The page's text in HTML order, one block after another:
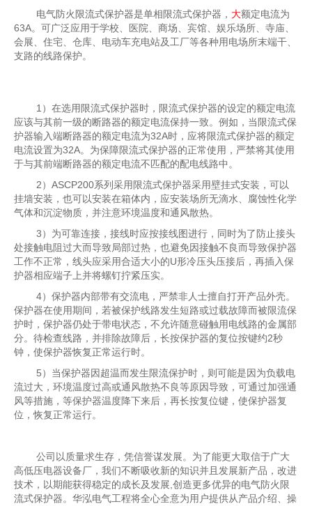
电气防火限流式保护器是单相限流式保护器， 大额定电流为
63A。可广泛应用于学校、医院、商场、宾馆、娱乐场所、寺庙、
会展、住宅、仓库、电动车充电站及工厂等各种用电场所末端干、
支路的线路保护。
1）在选用限流式保护器时，限流式保护器的设定的额定电流
应该与其前一级的断路器的额定电流保持一致。例如，当限流式保
护器输入端断路器的额定电流为32A时，应将限流式保护器的额定
电流设置为32A。为保障限流式保护器的正常使用，严禁将其使用
于与其前端断路器的额定电流不匹配的配电线路中。
2）ASCP200系列采用限流式保护器采用壁挂式安装，可以
挂墙安装，也可以安装在箱体内，应安装场所无滴水、腐蚀性化学
气体和沉淀物质，并注意环境温度和通风散热。
3）为可靠连接，接线时应按接线图进行，同时为了防止接头
处接触电阻过大而导致局部过热，也避免因接触不良而导致保护器
工作不正常，线头应采用合适大小的U形冷压头压接后，再插入保
护器相应端子上并将螺钉拧紧压实。
4）保护器内部带有交流电，严禁非人士擅自打开产品外壳。
保护器在使用期间，若被保护线路发生短路或过载故障而被限流保
护时，保护器仍处于带电状态，不允许随意碰触用电线路的金属部
分。待检查线路，并排除故障后，长按保护器的复位按键约2秒
钟，使保护器恢复正常运行时。
5）当保护器因超温而发生限流保护时，则可能是因为负载电
流过大，环境温度过高或通风散热不良等原因导致，可通过加强通
风等措施，等保护器温度降下来后，再长按复位键，使保护器复
位，恢复正常运行。
公司以质量求生存，凭信誉谋发展。为了能更大取信于广大
高低压电器设备厂，我们不断吸收新的知识并且发展新产品，改进
技术，以期能获得稳定的成长及发展,创造更多优异的电气防火限
流式保护器。华泓电气工程将全心全意为用户提供从产品介绍、操